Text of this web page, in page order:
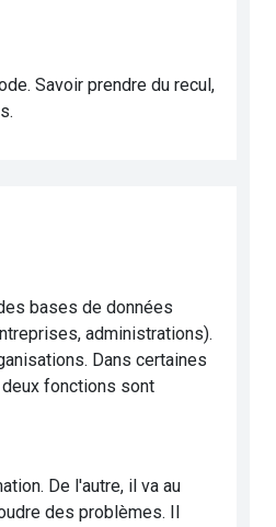
Savoir prendre du recul,
bases de données
administrations).
Dans certaines
fonctions sont
De l'autre, il va au
des problèmes. Il